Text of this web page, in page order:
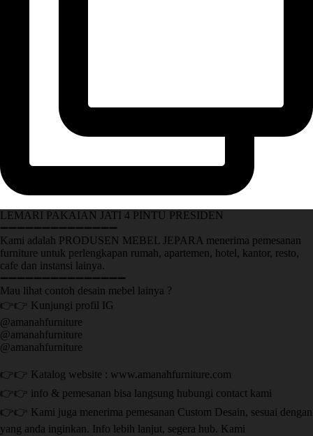
LEMARI PAKAIAN JATI 4 PINTU PRESIDEN
➖➖➖➖➖➖➖➖➖➖➖➖➖➖
Kami adalah PRODUSEN MEBEL JEPARA menerima pemesanan
furniture untuk perlengkapan rumah, apartemen, hotel, kantor, resto,
cafe dan instansi lainya.
➖➖➖➖➖➖➖➖➖➖➖➖➖➖➖
Mau lihat contoh desain mebel lainya ?
👉👉 Kunjungi profil IG
@amanahfurniture
@amanahfurniture
@amanahfurniture
👉👉 Katalog website : www.amanahfurniture.com
👉👉 info & pemesanan bisa langsung hubungi contact kami
👉👉 Kami juga menerima pemesanan Custom Desain, sesuai dengan
yang anda inginkan. Info lebih lanjut, segera hub. Kami